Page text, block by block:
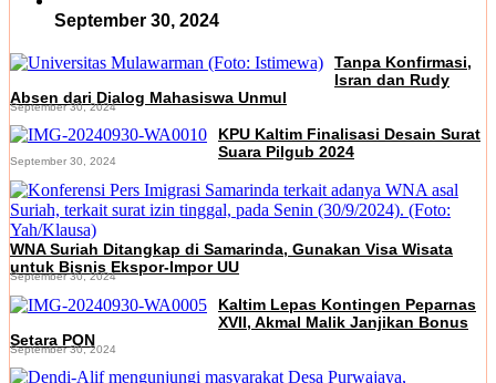
September 30, 2024
Tanpa Konfirmasi,
Isran dan Rudy
Absen dari Dialog Mahasiswa Unmul
September 30, 2024
KPU Kaltim Finalisasi Desain Surat
Suara Pilgub 2024
September 30, 2024
WNA Suriah Ditangkap di Samarinda, Gunakan Visa Wisata
untuk Bisnis Ekspor-Impor UU
September 30, 2024
Kaltim Lepas Kontingen Peparnas
XVII, Akmal Malik Janjikan Bonus
Setara PON
September 30, 2024